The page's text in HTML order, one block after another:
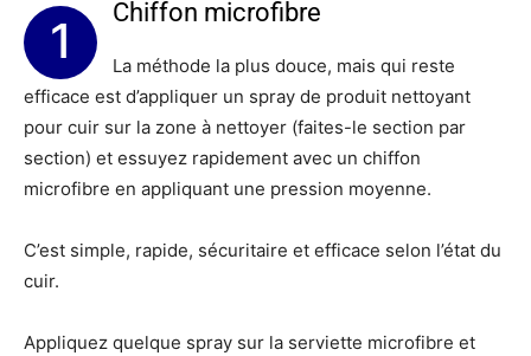
1 Chiffon microfibre
La méthode la plus douce, mais qui reste
efficace est d’appliquer un spray de produit nettoyant
pour cuir sur la zone à nettoyer (faites-le section par
section) et essuyez rapidement avec un chiffon
microfibre en appliquant une pression moyenne.
C’est simple, rapide, sécuritaire et efficace selon l’état du
cuir.
Appliquez quelque spray sur la serviette microfibre et